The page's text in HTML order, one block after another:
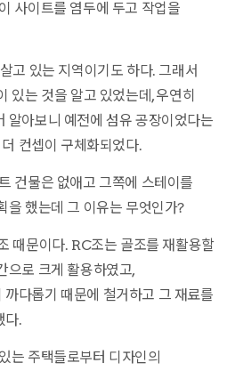
사이트를 염두에 두고 작업을
고 있는 지역이기도 하다. 그래서
있는 것을 알고 있었는데, 우연히
알아보니 예전에 섬유 공장이었다는
컨셉이 구체화되었다.
건물은 없애고 그쪽에 스테이를
을 했는데 그 이유는 무엇인가?
때문이다. RC조는 골조를 재활용할
으로 크게 활용하였고,
다롭기 때문에 철거하고 그 재료를
다.
는 주택들로부터 디자인의